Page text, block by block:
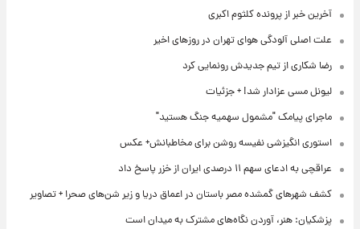
آخرین خبر از پرونده کلثوم اکبری
علت اصلی آلودگی هوای تهران در روزهای اخیر
رضا شکاری از تیم جدیدش رونمایی کرد
لیونل مسی عزادار شد! + جزئیات
ماجرای پیامک "مشمول سهمیه جنگ هستید"
استوری انگیزشی نفیسه روشن برای مخاطبانش+ عکس
عراقچی به ادعای سهم ۱۱ درصدی ایران از خزر پاسخ داد
کشف شهرهای گمشده مصر باستان در اعماق دریا و زیر شن‌های صحرا + تصاویر
پزشکیان: هنر، آوردن نگاه‌های مشترک به میدان است